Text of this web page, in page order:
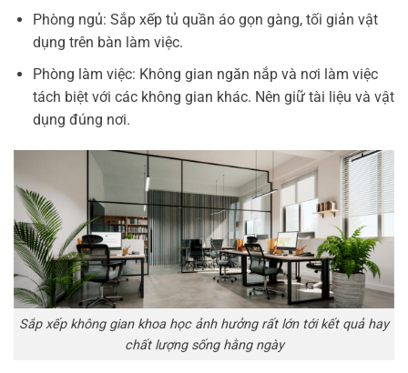
Phòng ngủ: Sắp xếp tủ quần áo gọn gàng, tối giản vật
dụng trên bàn làm việc.
Phòng làm việc: Không gian ngăn nắp và nơi làm việc
tách biệt với các không gian khác. Nên giữ tài liệu và vật
dụng đúng nơi.
Sắp xếp không gian khoa học ảnh hưởng rất lớn tới kết quả hay
chất lượng sống hằng ngày